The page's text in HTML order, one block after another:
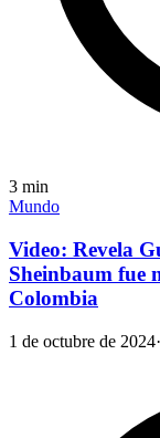
3 min
Mundo
Video: Revela
Sheinbaum fue
Colombia
1 de octubre de 2024·